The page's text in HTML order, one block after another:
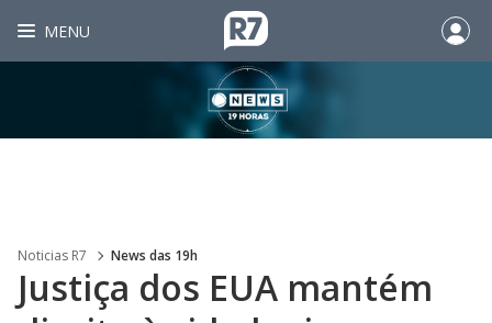
MENU
Noticias R7 News das 19h
Justiça dos EUA mantém